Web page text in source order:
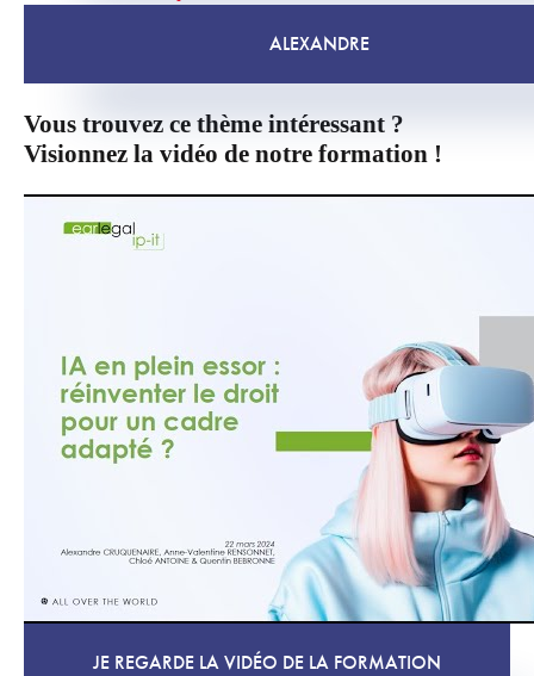
ALEXANDRE
Vous trouvez ce thème intéressant ?
Visionnez la vidéo de notre formation !
JE REGARDE LA VIDÉO DE LA FORMATION